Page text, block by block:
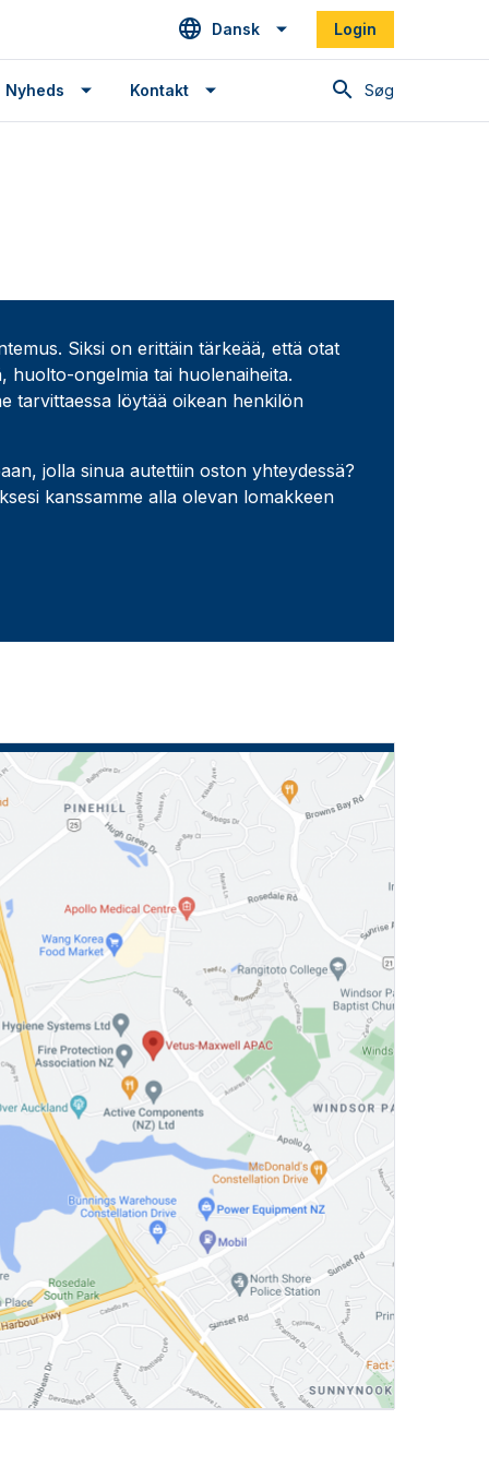
Dansk Login
Søg
Nyheds Kontakt
Siksi on erittäin tärkeää, että otat
huolto-ongelmia tai huolenaiheita.
tarvittaessa löytää oikean henkilön
jolla sinua autettiin oston yhteydessä?
kanssamme alla olevan lomakkeen